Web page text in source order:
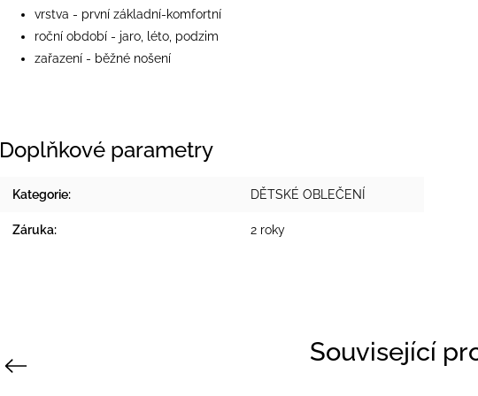
vrstva - první základní-komfortní
roční období - jaro, léto, podzim
zařazení - běžné nošení
Doplňkové parametry
Kategorie: DĚTSKÉ OBLEČENÍ
Záruka: 2 roky
Související
Previous